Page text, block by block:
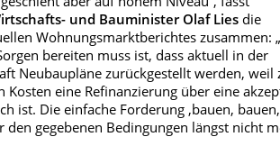
und Bauminister Olaf Lies die
Wohnungsmarktberichtes zusammen:
bereiten muss ist, dass aktuell in der
Neubaupläne zurückgestellt werden, weil
Kosten eine Refinanzierung über eine
ist. Die einfache Forderung ‚bauen, bauen,
den gegebenen Bedingungen längst nicht